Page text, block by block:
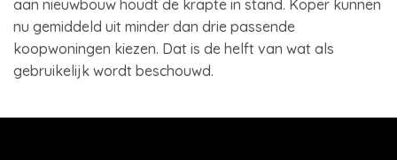
aan nieuwbouw houdt de krapte in stand. Koper kunnen
nu gemiddeld uit minder dan drie passende
koopwoningen kiezen. Dat is de helft van wat als
gebruikelijk wordt beschouwd.